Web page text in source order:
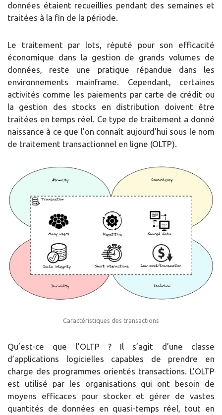
données étaient recueillies pendant des semaines et
traitées à la fin de la période.
Le traitement par lots, réputé pour son efficacité
économique dans la gestion de grands volumes de
données, reste une pratique répandue dans les
environnements mainframe. Cependant, certaines
activités comme les paiements par carte de crédit ou
la gestion des stocks en distribution doivent être
traitées en temps réel. Ce type de traitement a donné
naissance à ce que l’on connaît aujourd’hui sous le nom
de traitement transactionnel en ligne (OLTP).
Caractéristiques des transactions
Qu’est-ce que l’OLTP ? Il s’agit d’une classe
d’applications logicielles capables de prendre en
charge des programmes orientés transactions. L’OLTP
est utilisé par les organisations qui ont besoin de
moyens efficaces pour stocker et gérer de vastes
quantités de données en quasi-temps réel, tout en